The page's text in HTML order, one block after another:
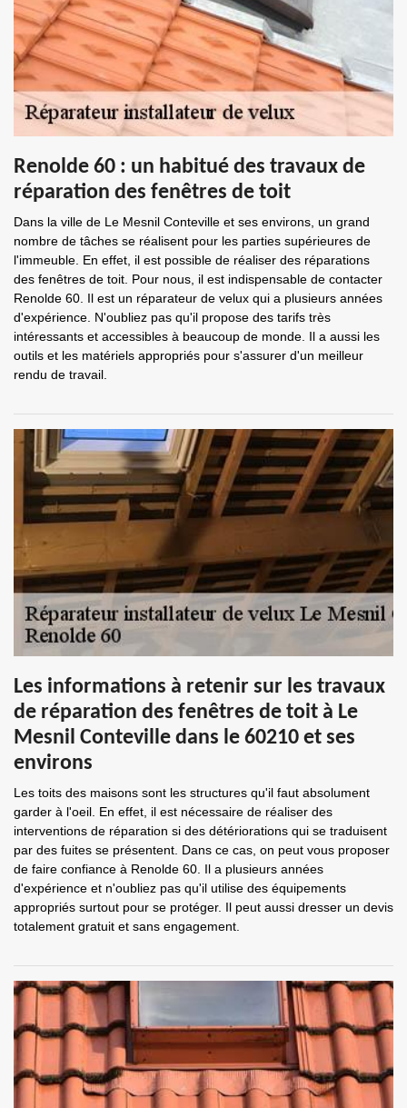
Renolde 60 : un habitué des travaux de
réparation des fenêtres de toit
Dans la ville de Le Mesnil Conteville et ses environs, un grand
nombre de tâches se réalisent pour les parties supérieures de
l'immeuble. En effet, il est possible de réaliser des réparations
des fenêtres de toit. Pour nous, il est indispensable de contacter
Renolde 60. Il est un réparateur de velux qui a plusieurs années
d'expérience. N'oubliez pas qu'il propose des tarifs très
intéressants et accessibles à beaucoup de monde. Il a aussi les
outils et les matériels appropriés pour s'assurer d'un meilleur
rendu de travail.
Les informations à retenir sur les travaux
de réparation des fenêtres de toit à Le
Mesnil Conteville dans le 60210 et ses
environs
Les toits des maisons sont les structures qu'il faut absolument
garder à l'oeil. En effet, il est nécessaire de réaliser des
interventions de réparation si des détériorations qui se traduisent
par des fuites se présentent. Dans ce cas, on peut vous proposer
de faire confiance à Renolde 60. Il a plusieurs années
d'expérience et n'oubliez pas qu'il utilise des équipements
appropriés surtout pour se protéger. Il peut aussi dresser un devis
totalement gratuit et sans engagement.